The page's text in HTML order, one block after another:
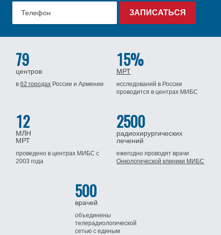
79
центров
в62 городах Россиии Армении
15%
МРТ
исследований в России
проводится в центрах МИБС
12
МЛН
МРТ
проведено в центрах МИБСс
2003 года
2500
радиохирургических
лечений
ежегодно проводят врачи
Онкологической клиники МИБС
500
врачей
объединены
телерадиологической
сетью с единым